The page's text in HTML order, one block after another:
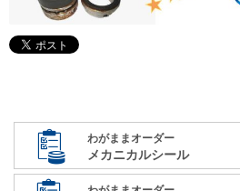
わがままオーダー
メカニカルシール